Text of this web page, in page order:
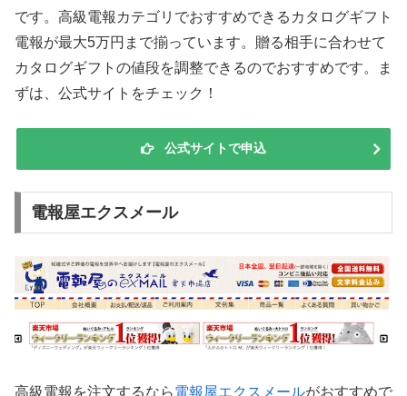
です。高級電報カテゴリでおすすめできるカタログギフト
電報が最大5万円まで揃っています。贈る相手に合わせて
カタログギフトの値段を調整できるのでおすすめです。ま
ずは、公式サイトをチェック！
公式サイトで申込
電報屋エクスメール
高級電報を注文するなら電報屋エクスメールがおすすめで